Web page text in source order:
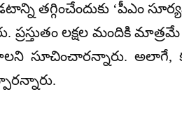
తగ్గించేందుకు ‘పీఎం
లక్షల మందికి
సూచించారన్నారు. అలాగే,